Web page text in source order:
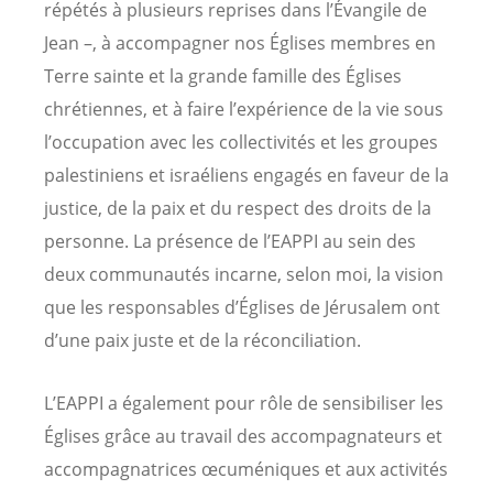
répétés à plusieurs reprises dans l’Évangile de
Jean –, à accompagner nos Églises membres en
Terre sainte et la grande famille des Églises
chrétiennes, et à faire l’expérience de la vie sous
l’occupation avec les collectivités et les groupes
palestiniens et israéliens engagés en faveur de la
justice, de la paix et du respect des droits de la
personne. La présence de l’EAPPI au sein des
deux communautés incarne, selon moi, la vision
que les responsables d’Églises de Jérusalem ont
d’une paix juste et de la réconciliation.
L’EAPPI a également pour rôle de sensibiliser les
Églises grâce au travail des accompagnateurs et
accompagnatrices œcuméniques et aux activités